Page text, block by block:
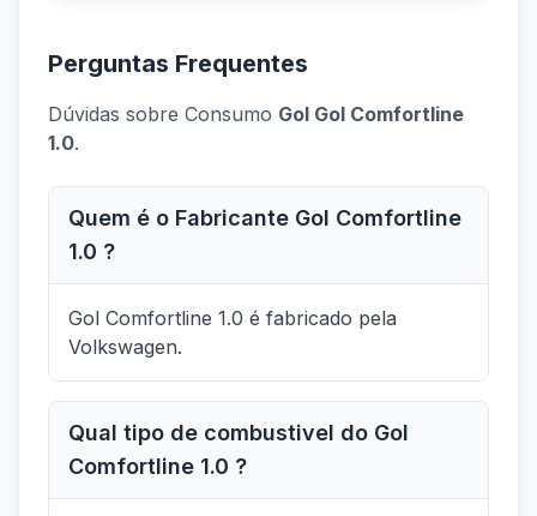
Perguntas Frequentes
Dúvidas sobre Consumo Gol Gol Comfortline
1.0.
Quem é o Fabricante Gol Comfortline
1.0 ?
Gol Comfortline 1.0 é fabricado pela
Volkswagen.
Qual tipo de combustivel do Gol
Comfortline 1.0 ?